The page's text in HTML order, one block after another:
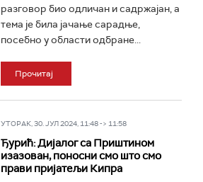
разговор био одличан и садржајан, а
тема је била јачање сарадње,
посебно у области одбране...
Прочитај
УТОРАК, 30. ЈУЛ 2024, 11:48 -> 11:58
Ђурић: Дијалог са Приштином
изазован, поносни смо што смо
прави пријатељи Кипра